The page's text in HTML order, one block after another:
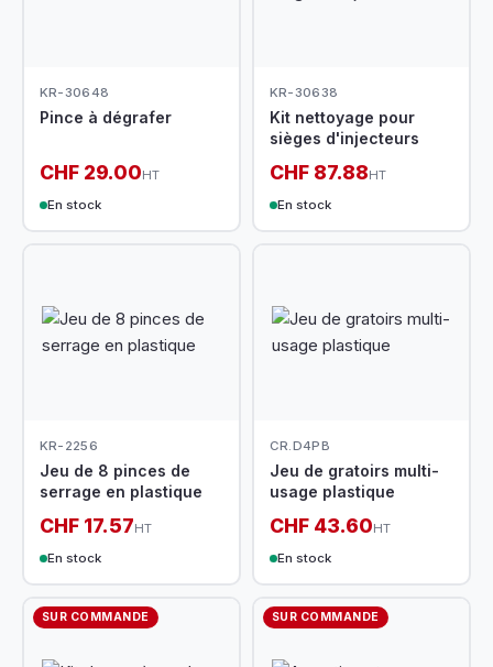
KR-30648
Pince à dégrafer
CHF 29.00HT
En stock
KR-30638
Kit nettoyage pour
sièges d'injecteurs
CHF 87.88HT
En stock
KR-2256
Jeu de 8 pinces de
serrage en plastique
CHF 17.57HT
En stock
CR.D4PB
Jeu de gratoirs multi-
usage plastique
CHF 43.60HT
En stock
SUR COMMANDE SUR COMMANDE